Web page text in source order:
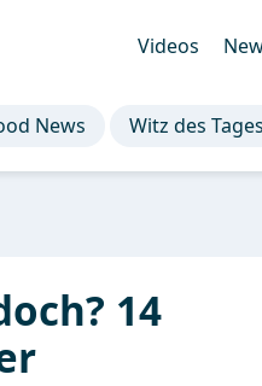
Videos
News Witz des Tages
14